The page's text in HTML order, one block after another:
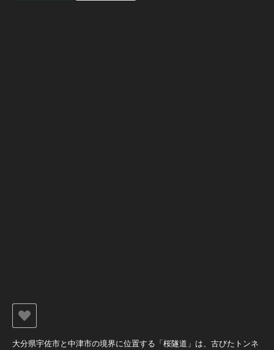
大分県宇佐市と中津市の境界に位置する「桜隧道」は、古びたトンネ